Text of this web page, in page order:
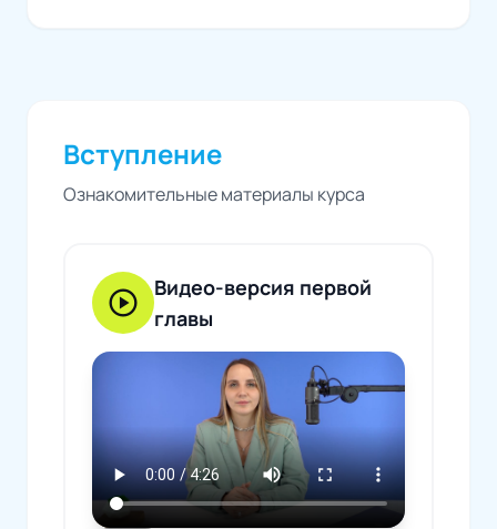
Вступление
Ознакомительные материалы курса
play_circle
Видео-версия первой
главы